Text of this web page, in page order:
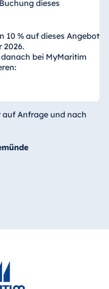
von der
dieses
10 % auf dieses Angebot
2026.
bei MyMaritim
auf Anfrage und nach